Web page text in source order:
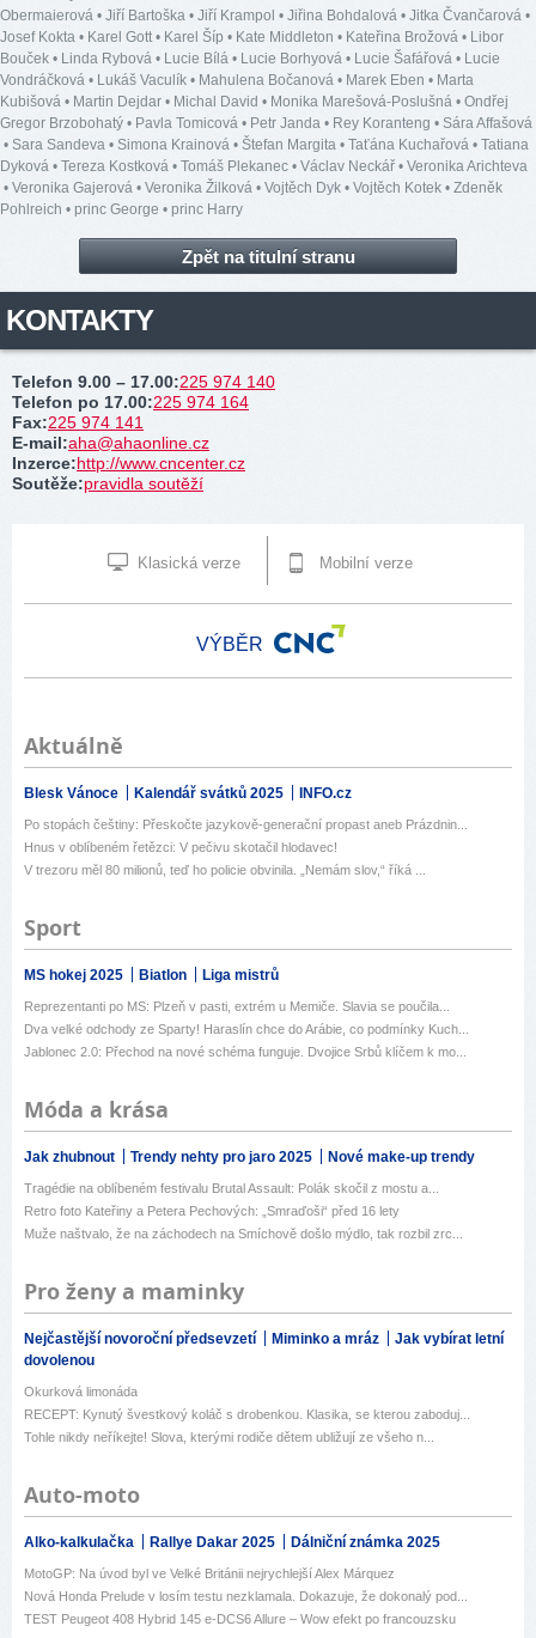
Obermaierová • Jiří Bartoška • Jiří Krampol • Jiřina Bohdalová • Jitka Čvančarová •
Josef Kokta • Karel Gott• Karel Šíp • Kate Middleton • Kateřina Brožová • Libor
Bouček • Linda Rybová • Lucie Bílá • Lucie Borhyová • Lucie Šafářová • Lucie
Vondráčková • Lukáš Vaculík • Mahulena Bočanová • Marek Eben • Marta
Kubišová • Martin Dejdar • Michal David • Monika Marešová-Poslušná • Ondřej
Gregor Brzobohatý • Pavla Tomicová • Petr Janda • Rey Koranteng • Sára Affašová
• Sara Sandeva • Simona Krainová • Štefan Margita • Taťána Kuchařová • Tatiana
Dyková • Tereza Kostková • Tomáš Plekanec • Václav Neckář • Veronika Arichteva
• Veronika Gajerová • Veronika Žilková • Vojtěch Dyk • Vojtěch Kotek • Zdeněk
Pohlreich • princ George • princ Harry
Zpět na titulní stranu
KONTAKTY
Telefon 9.00 – 17.00:225 974 140
Telefon po 17.00:225 974 164
Fax:225 974 141
E-mail:aha@ahaonline.cz
Inzerce:http://www.cncenter.cz
Soutěže:pravidla soutěží
Klasická verze Mobilní verze
VÝBĚR
Aktuálně
Blesk Vánoce Kalendář svátků 2025 INFO.cz
Po stopách češtiny: Přeskočte jazykově-generační propast aneb Prázdnin...
Hnus v oblíbeném řetězci: V pečivu skotačil hlodavec!
V trezoru měl 80 milionů, teď ho policie obvinila. „Nemám slov,“ říká ...
Sport
MS hokej 2025 Biatlon Liga mistrů
Reprezentanti po MS: Plzeň v pasti, extrém u Memiče. Slavia se poučila...
Dva velké odchody ze Sparty! Haraslín chce do Arábie, co podmínky Kuch...
Jablonec 2.0: Přechod na nové schéma funguje. Dvojice Srbů klíčem k mo...
Móda a krása
Jak zhubnout Trendy nehty pro jaro 2025 Nové make-up trendy
Tragédie na oblíbeném festivalu Brutal Assault: Polák skočil z mostu a...
Retro foto Kateřiny a Petera Pechových: „Smraďoši“ před 16 lety
Muže naštvalo, že na záchodech na Smíchově došlo mýdlo, tak rozbil zrc...
Pro ženy a maminky
Nejčastější novoroční předsevzetí Miminko a mráz
Jak vybírat letní
dovolenou
Okurková limonáda
RECEPT: Kynutý švestkový koláč s drobenkou. Klasika, se kterou zaboduj...
Tohle nikdy neříkejte! Slova, kterými rodiče dětem ubližují ze všeho n...
Auto-moto
Alko-kalkulačka Rallye Dakar 2025 Dálniční známka 2025
MotoGP: Na úvod byl ve Velké Británii nejrychlejší Alex Márquez
Nová Honda Prelude v losím testu nezklamala. Dokazuje, že dokonalý pod...
TEST Peugeot 408 Hybrid 145 e-DCS6 Allure – Wow efekt po francouzsku